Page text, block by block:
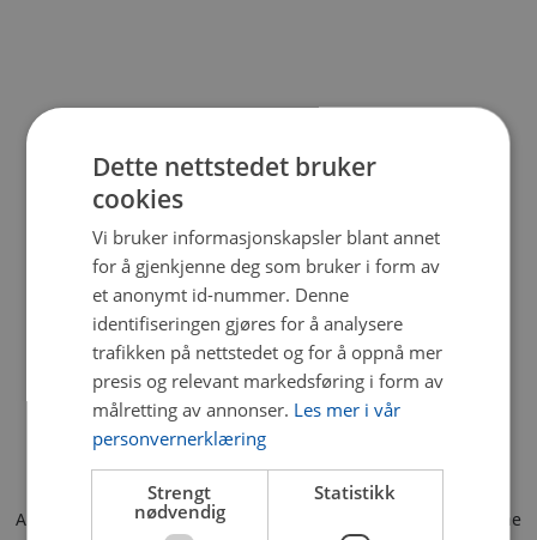
Application error: a client-side exception has occurred (see the
Dette nettstedet bruker
cookies
Vi bruker informasjonskapsler blant annet
for å gjenkjenne deg som bruker i form av
et anonymt id-nummer. Denne
identifiseringen gjøres for å analysere
trafikken på nettstedet og for å oppnå mer
presis og relevant markedsføring i form av
målretting av annonser. Les mer i vår
personvernerklæring
Strengt
nødvendig
Statistikk